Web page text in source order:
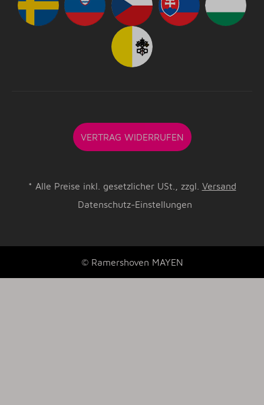
VERTRAG WIDERRUFEN
* Alle Preise inkl. gesetzlicher USt., zzgl. Versand
Datenschutz-Einstellungen
© Ramershoven MAYEN